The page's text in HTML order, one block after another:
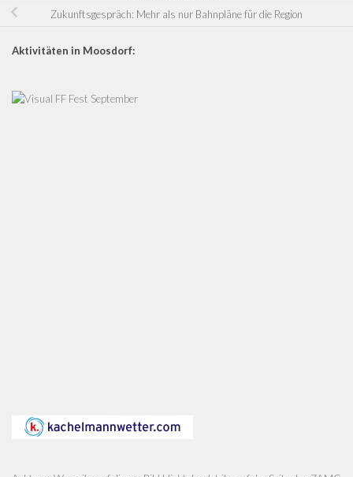
Zukunftsgespräch: Mehr als nur Bahnpläne für die Region
Aktivitäten in Moosdorf: